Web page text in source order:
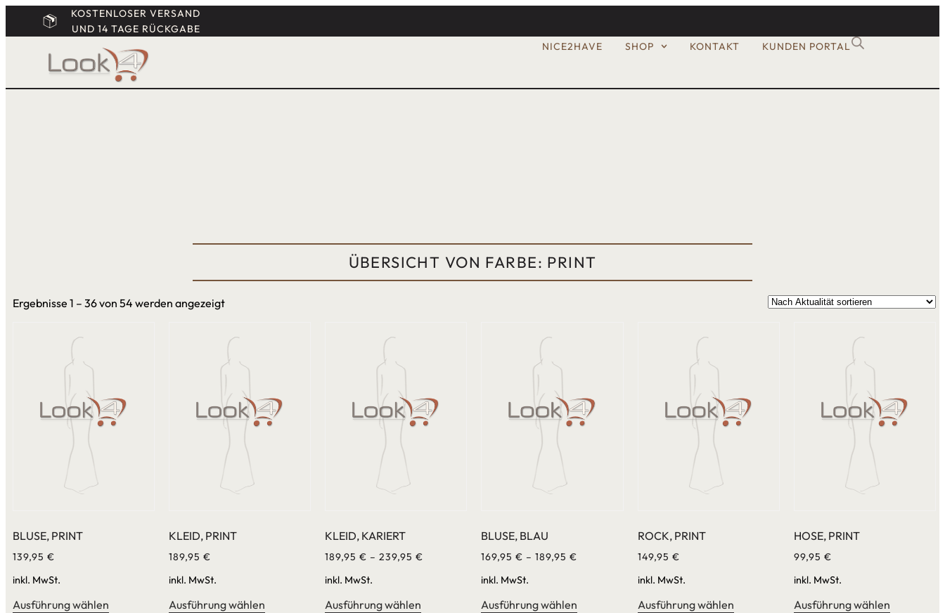
KOSTENLOSER VERSAND
UND 14 TAGE RÜCKGABE
NICE2HAVE
SHOP KONTAKT KUNDEN PORTAL
ÜBERSICHT VON FARBE: PRINT
Ergebnisse 1 – 36 von 54 werden angezeigt
BLUSE, PRINT
139,95 €
inkl. MwSt.
Ausführung wählen
KLEID, PRINT
189,95€
inkl. MwSt.
Ausführung wählen
KLEID, KARIERT
189,95€ –239,95€
inkl. MwSt.
Ausführung wählen
BLUSE, BLAU
169,95€ –189,95€
inkl. MwSt.
Ausführung wählen
ROCK, PRINT
149,95 €
inkl. MwSt.
Ausführung wählen
HOSE, PRINT
99,95 €
inkl. MwSt.
Ausführung wählen